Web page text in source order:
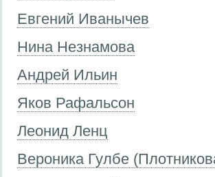
Евгений Иванычев
Нина Незнамова
Андрей Ильин
Яков Рафальсон
Леонид Ленц
Вероника Гулбе